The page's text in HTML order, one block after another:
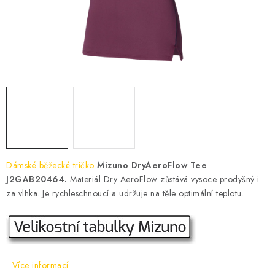
MEGA SLEVY
NOVINKY
NOVINKY MIZUNO
Dámské běžecké tričko Mizuno DryAeroFlow Tee
J2GAB20464. Materiál Dry AeroFlow zůstává vysoce prodyšný i
za vlhka. Je rychleschnoucí a udržuje na těle optimální teplotu.
Více informací